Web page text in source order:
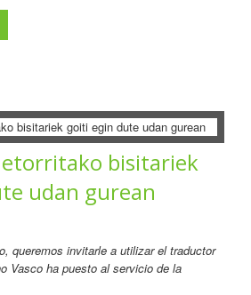
bisitariek
udan gurean
, queremos invitarle a utilizar el traductor
Vasco ha puesto al servicio de la